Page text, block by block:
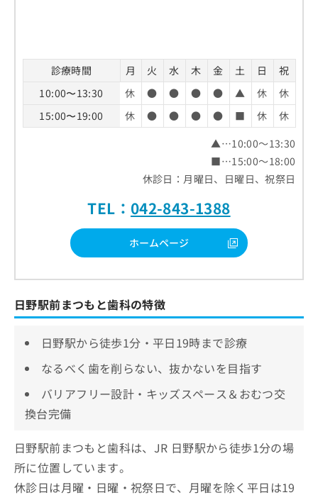
診療時間 月 火 水 木 金 土 日
祝
10:00〜13:30
休 ● ● ● ● ▲ 休
休
15:00〜19:00
休 ● ● ● ● ■ 休
休
▲…10:00～13:30
■…15:00～18:00
休診日：月曜日、日曜日、祝祭日
TEL： 042-843-1388
ホームページ
日野駅前まつもと歯科の特徴
日野駅から徒歩1分・平日19時まで診療
なるべく歯を削らない、抜かないを目指す
バリアフリー設計・キッズスペース＆おむつ交
換台完備
日野駅前まつもと歯科は、JR 日野駅から徒歩1分の場
所に位置しています。
休診日は月曜・日曜・祝祭日で、月曜を除く平日は19